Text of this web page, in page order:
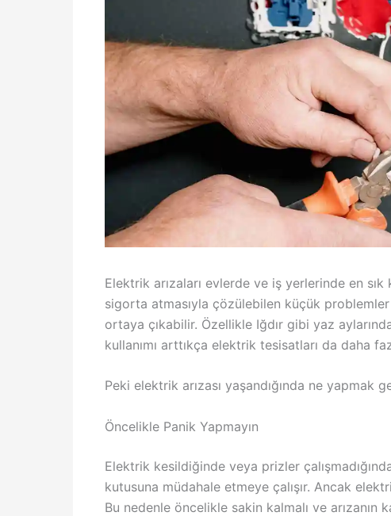
Elektrik arızaları evlerde ve iş yerlerinde en
sigorta atmasıyla çözülebilen küçük
ortaya çıkabilir. Özellikle Iğdır gibi yaz
kullanımı arttıkça elektrik tesisatları da daha
Peki elektrik arızası yaşandığında ne yapmak
Öncelikle Panik Yapmayın
Elektrik kesildiğinde veya prizler
kutusuna müdahale etmeye çalışır. Ancak
Bu nedenle öncelikle sakin kalmalı ve arızanın